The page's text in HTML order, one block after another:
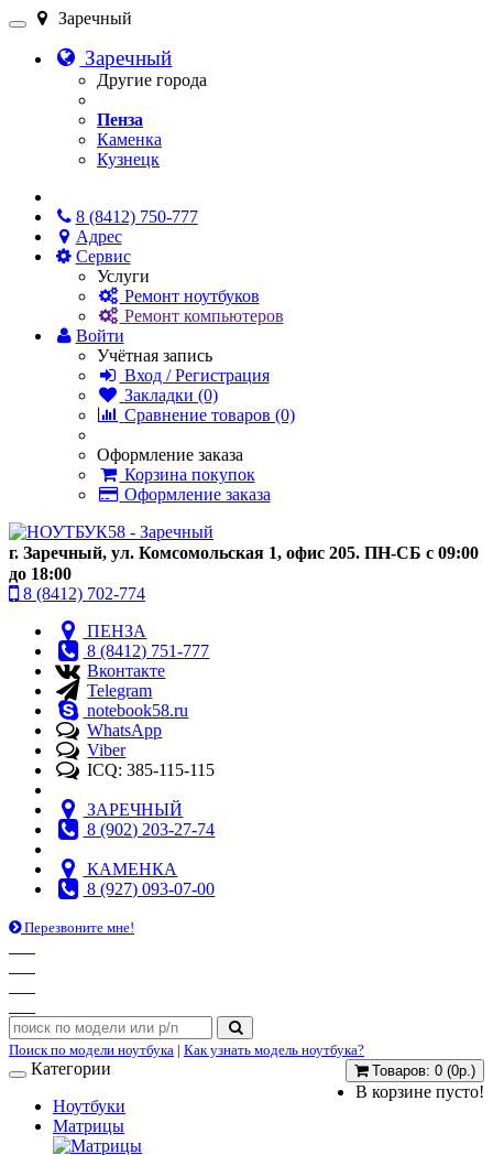
Заречный
Заречный
Другие города
Пенза
Каменка
Кузнецк
8 (8412) 750-777
Адрес
Сервис
Услуги
Ремонт ноутбуков
Ремонт компьютеров
Войти
Учётная запись
Вход / Регистрация
Закладки (0)
Сравнение товаров (0)
Оформление заказа
Корзина покупок
Оформление заказа
г. Заречный, ул. Комсомольская 1, офис 205. ПН-СБ с 09:00
до 18:00
8 (8412) 702-774
ПЕНЗА
8 (8412) 751-777
Вконтакте
Telegram
notebook58.ru
WhatsApp
Viber
ICQ: 385-115-115
ЗАРЕЧНЫЙ
8 (902) 203-27-74
КАМЕНКА
8 (927) 093-07-00
Перезвоните мне!
Поиск по модели ноутбука | Как узнать модель ноутбука?
Товаров: 0 (0р.)
В корзине пусто!
Категории
Ноутбуки
Матрицы